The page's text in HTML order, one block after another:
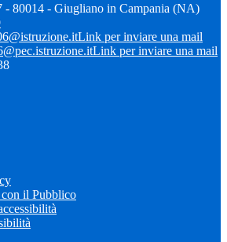
- 80014 - Giugliano in Campania (NA)
Link per inviare una mail
Link per inviare una mail
il Pubblico